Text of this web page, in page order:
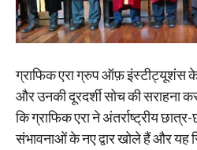
ग्राफिक एरा ग्रुप ऑफ़ इंस्टीट्यूशंस
और उनकी दूरदर्शी सोच की सराहना
कि ग्राफिक एरा ने अंतर्राष्ट्रीय
संभावनाओं के नए द्वार खोले हैं और यह